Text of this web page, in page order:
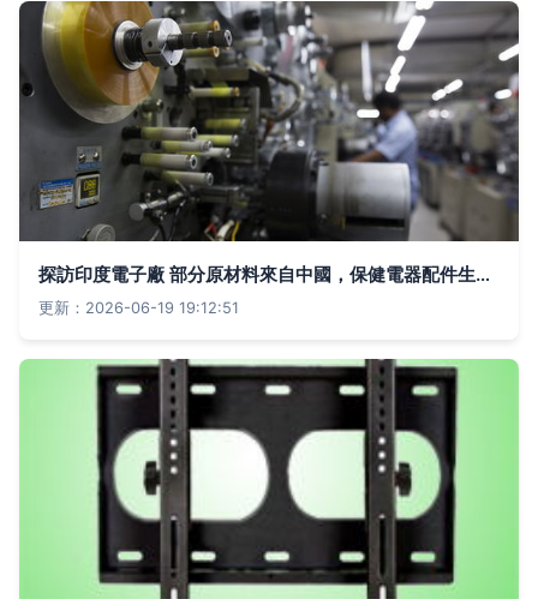
探訪印度電子廠 部分原材料來自中國，保健電器配件生產記錄
更新：2026-06-19 19:12:51